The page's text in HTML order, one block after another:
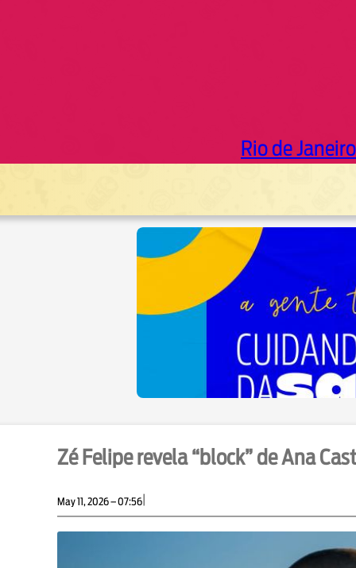
Rio de Janeiro
Zé Felipe revela “block” de Ana
May 11, 2026 – 07:56|